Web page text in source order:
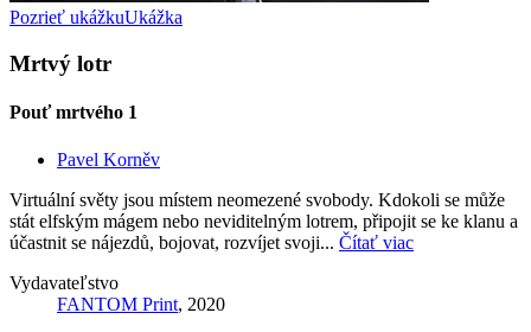
Pozrieť ukážkuUkážka
Mrtvý lotr
Pouť mrtvého 1
Pavel Korněv
Virtuální světy jsou místem neomezené svobody. Kdokoli se může
stát elfským mágem nebo neviditelným lotrem, připojit se ke klanu a
účastnit se nájezdů, bojovat, rozvíjet svoji... Čítať viac
Vydavateľstvo
FANTOM Print, 2020